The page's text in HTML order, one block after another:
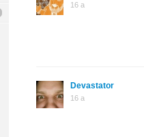
16 a
Devastator
16 a